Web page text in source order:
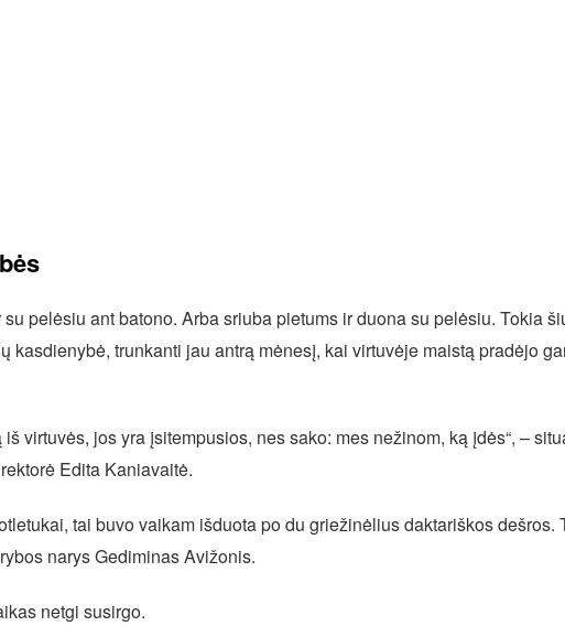
pelėsiu ant batono. Arba sriuba pietums ir duona su pelėsiu. Tokia
trunkanti jau antrą mėnesį, kai virtuvėje maistą pradėjo
virtuvės, jos yra įsitempusios, nes sako: mes nežinom, ką įdės“, –
Edita Kaniavaitė.
tai buvo vaikam išduota po du griežinėlius daktariškos dešros.
narys Gediminas Avižonis.
netgi susirgo.